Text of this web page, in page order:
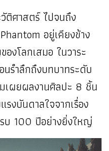
ติศาสตร์ ไปจนถึง
อยู่เคียงข้าง
งโลกเสมอ ในวาระ
รำลึกถึงบทบาทระดับ
เผยผลงานศิลปะ 8 ชิ้น
งบันดาลใจจากเรื่อง
บ 100 ปีอย่างยิ่งใหญ่